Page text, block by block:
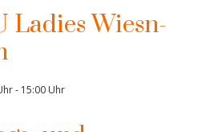
Ladies Wiesn-
- 15:00 Uhr